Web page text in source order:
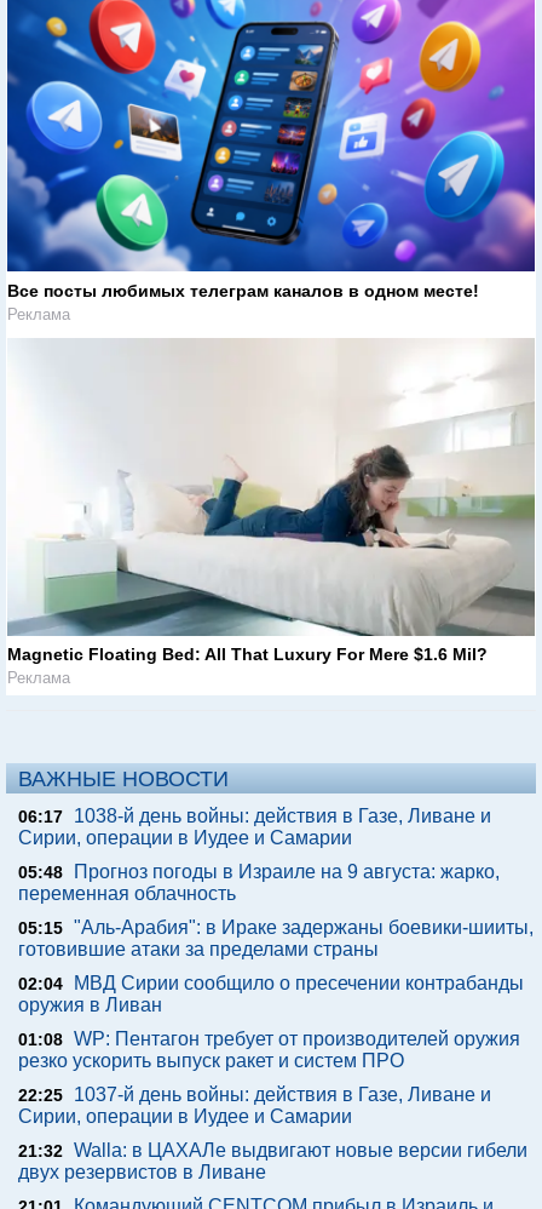
Все посты любимых телеграм каналов в одном месте!
Реклама
Magnetic Floating Bed: All That Luxury For Mere $1.6 Mil?
Реклама
ВАЖНЫЕ НОВОСТИ
06:17
1038-й день войны: действия в Газе, Ливане и
Сирии, операции в Иудее и Самарии
05:48
Прогноз погоды в Израиле на 9 августа: жарко,
переменная облачность
05:15 "Аль-Арабия": в Ираке задержаны боевики-шииты,
готовившие атаки за пределами страны
02:04
МВД Сирии сообщило о пресечении контрабанды
оружия в Ливан
01:08 WP: Пентагон требует от производителей оружия
резко ускорить выпуск ракет и систем ПРО
22:25
1037-й день войны: действия в Газе, Ливане и
Сирии, операции в Иудее и Самарии
21:32 Walla: в ЦАХАЛе выдвигают новые версии гибели
двух резервистов в Ливане